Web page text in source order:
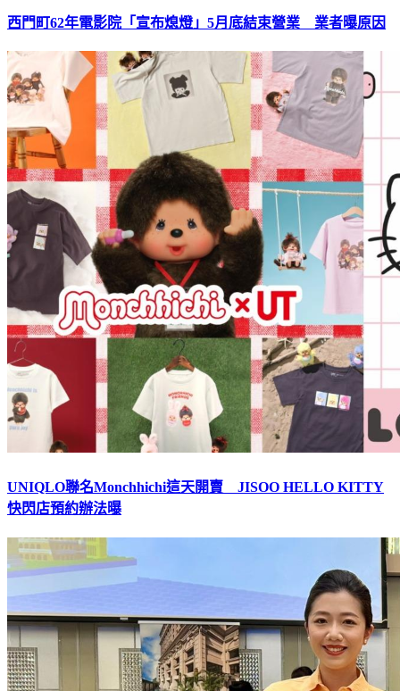
西門町62年電影院「宣布熄燈」5月底結束營業 業者曝原因
UNIQLO聯名Monchhichi這天開賣 JISOO HELLO KITTY
快閃店預約辦法曝